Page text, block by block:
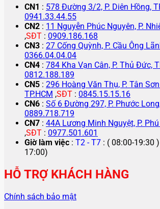
CN1 : 578 Đường 3/2, P. Diên Hồng,
0941.33.44.55
CN2 : 11 Nguyễn Phúc Nguyên, P.
,SĐT : 0909.186.168
CN3 : 27 Cống Quỳnh, P. Cầu Ông
0366.04.04.04
CN4 : 784 Kha Vạn Cân, P. Thủ Đức,
0812.188.189
CN5 : 296 Hoàng Văn Thụ, P. Tân
TP.HCM ,SĐT : 0845.15.15.16
CN6 : Số 6 Đường 297, P. Phước
0889.718.719
CN7 : 44A Lương Minh Nguyệt, P.
,SĐT : 0977.501.601
Giờ làm việc : T2 - T7 : ( 08:00-19:30 )
17:00)
HỖ TRỢ KHÁCH HÀNG
Chính sách bảo mật